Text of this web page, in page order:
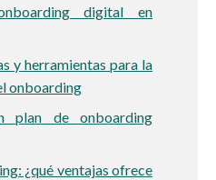
digital en
y herramientas para la
onboarding
plan de onboarding
¿qué ventajas ofrece